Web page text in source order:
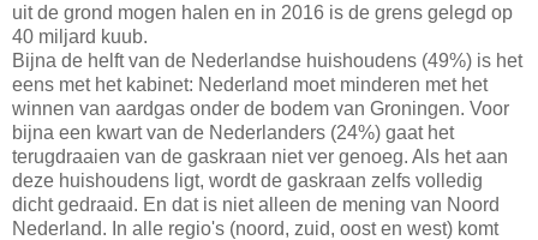
uit de grond mogen halen en in 2016 is de grens gelegd op
40 miljard kuub.
Bijna de helft van de Nederlandse huishoudens (49%) is het
eens met het kabinet: Nederland moet minderen met het
winnen van aardgas onder de bodem van Groningen. Voor
bijna een kwart van de Nederlanders (24%) gaat het
terugdraaien van de gaskraan niet ver genoeg. Als het aan
deze huishoudens ligt, wordt de gaskraan zelfs volledig
dicht gedraaid. En dat is niet alleen de mening van Noord
Nederland. In alle regio's (noord, zuid, oost en west) komt